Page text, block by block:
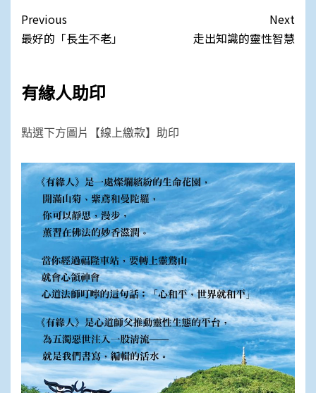
Post
navigation
Previous
最好的「長生不老」
Next
走出知識的靈性智慧
有緣人助印
點選下方圖片【線上繳款】助印